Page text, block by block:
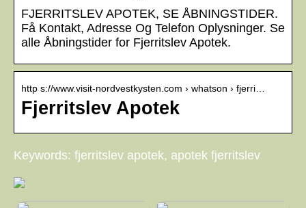
FJERRITSLEV APOTEK, SE ÅBNINGSTIDER.
Få Kontakt, Adresse Og Telefon Oplysninger. Se
alle Åbningstider for Fjerritslev Apotek.
http s://www.visit-nordvestkysten.com › whatson › fjerri…
Fjerritslev Apotek
Keywords: fjerritslev apotek, apotek fjerritslev